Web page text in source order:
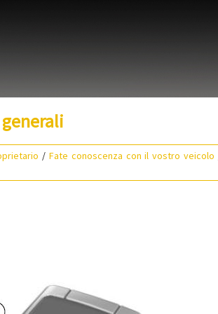
/ Fate conoscenza con il vostro veicolo